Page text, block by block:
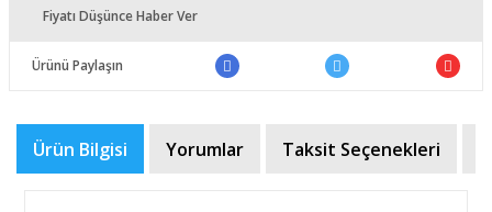
Fiyatı Düşünce Haber Ver
Ürünü Paylaşın
Ürün Bilgisi Yorumlar Taksit Seçenekleri